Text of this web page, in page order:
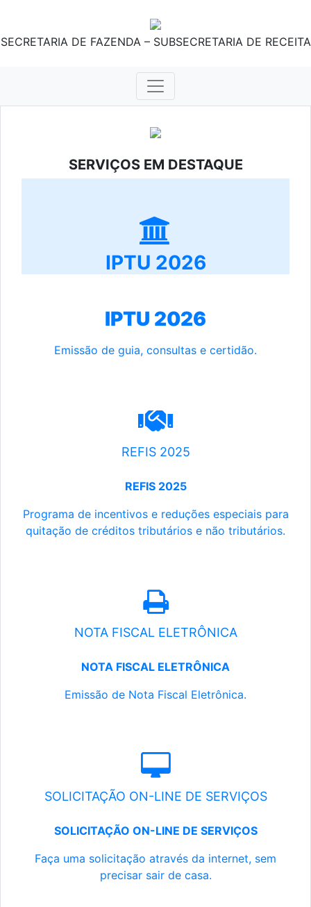
SECRETARIA DE FAZENDA – SUBSECRETARIA DE RECEITA
SERVIÇOS EM DESTAQUE
IPTU 2026
IPTU 2026
Emissão de guia, consultas e certidão.
REFIS 2025
REFIS 2025
Programa de incentivos e reduções especiais para
quitação de créditos tributários e não tributários.
NOTA FISCAL ELETRÔNICA
NOTA FISCAL ELETRÔNICA
Emissão de Nota Fiscal Eletrônica.
SOLICITAÇÃO ON-LINE DE SERVIÇOS
SOLICITAÇÃO ON-LINE DE SERVIÇOS
Faça uma solicitação através da internet, sem
precisar sair de casa.